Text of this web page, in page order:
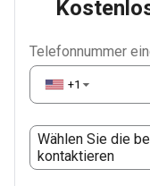
Telefonnummer
+1 ▼
Wählen Sie die
kontaktieren